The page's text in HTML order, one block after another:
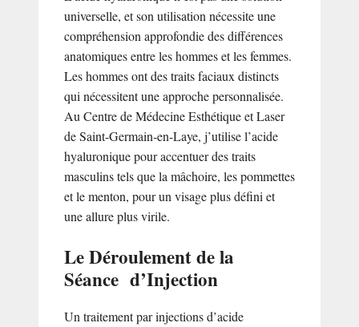
universelle, et son utilisation nécessite une
compréhension approfondie des différences
anatomiques entre les hommes et les femmes.
Les hommes ont des traits faciaux distincts
qui nécessitent une approche personnalisée.
Au Centre de Médecine Esthétique et Laser
de Saint-Germain-en-Laye, j’utilise l’acide
hyaluronique pour accentuer des traits
masculins tels que la mâchoire, les pommettes
et le menton, pour un visage plus défini et
une allure plus virile.
Le Déroulement de la
Séance d’Injection
Un traitement par injections d’acide